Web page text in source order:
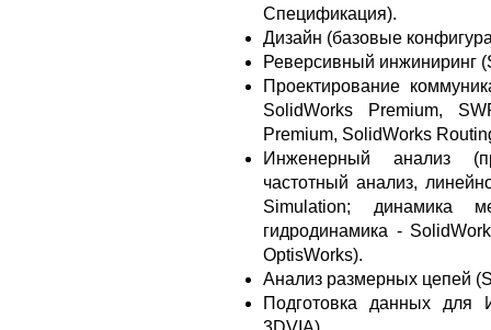
Спецификация).
Дизайн (базовые
Реверсивный инжиниринг
Проектирование
SolidWorks Premium,
Premium, SolidWorks
Инженерный анализ
частотный анализ,
Simulation; динамика
гидродинамика -
OptisWorks).
Анализ размерных цепей
Подготовка данных для